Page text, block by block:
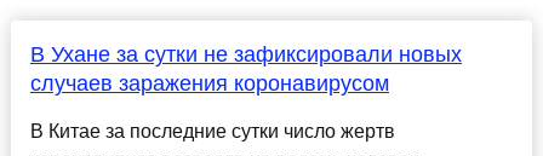
В Ухане за сутки не зафиксировали новых
случаев заражения коронавирусом
В Китае за последние сутки число жертв